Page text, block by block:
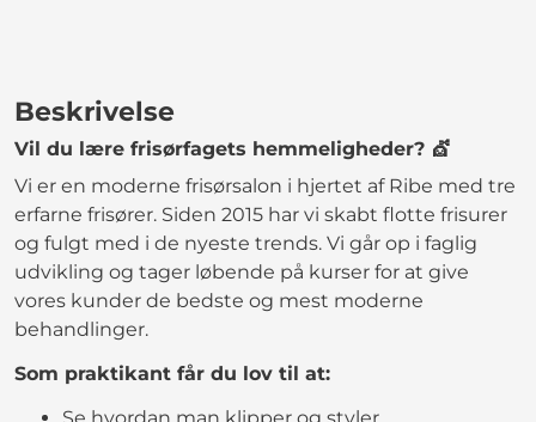
Beskrivelse
Vil du lære frisørfagets hemmeligheder? 💇
Vi er en moderne frisørsalon i hjertet af Ribe med tre
erfarne frisører. Siden 2015 har vi skabt flotte frisurer
og fulgt med i de nyeste trends. Vi går op i faglig
udvikling og tager løbende på kurser for at give
vores kunder de bedste og mest moderne
behandlinger.
Som praktikant får du lov til at:
Se hvordan man klipper og styler